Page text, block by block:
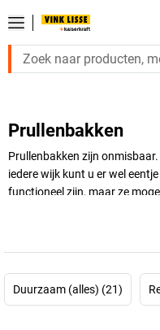
Prullenbakken
Prullenbakken zijn
iedere wijk kunt u er wel
functioneel zijn, maar ze
Bekijk ons assortiment en
Duurzaam (alles) (21)